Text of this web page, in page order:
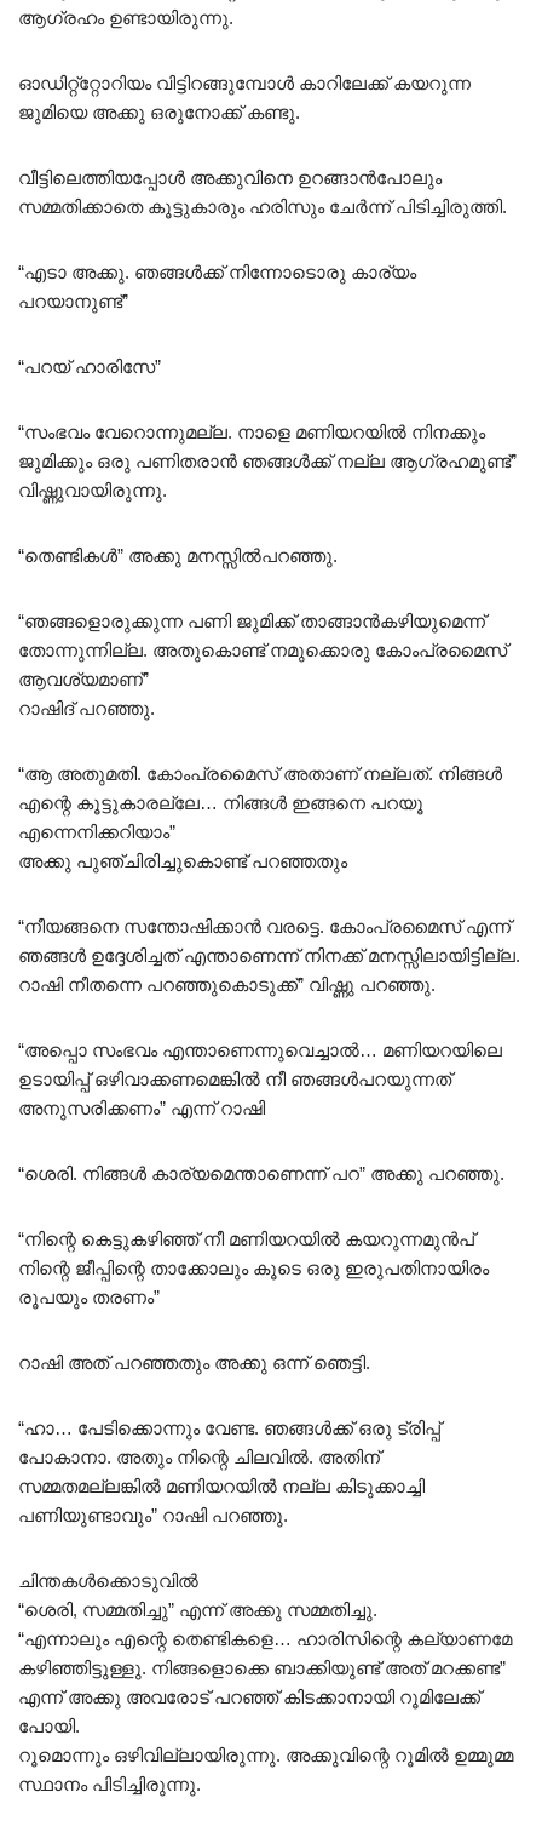
ആഗ്രഹം ഉണ്ടായിരുന്നു.
ഓഡിറ്റ്‌റ്റോറിയം വിട്ടിറങ്ങുമ്പോൾ കാറിലേക്ക് കയറുന്ന
ജുമിയെ അക്കു ഒരുനോക്ക് കണ്ടു.
വീട്ടിലെത്തിയപ്പോൾ അക്കുവിനെ ഉറങ്ങാൻപോലും
സമ്മതിക്കാതെ കൂട്ടുകാരും ഹരിസും ചേർന്ന് പിടിച്ചിരുത്തി.
“എടാ അക്കു. ഞങ്ങൾക്ക് നിന്നോടൊരു കാര്യം
പറയാനുണ്ട്”
“പറയ് ഹാരിസേ”
“സംഭവം വേറൊന്നുമല്ല. നാളെ മണിയറയിൽ നിനക്കും
ജുമിക്കും ഒരു പണിതരാൻ ഞങ്ങൾക്ക് നല്ല ആഗ്രഹമുണ്ട്”
വിഷ്ണുവായിരുന്നു.
“തെണ്ടികൾ” അക്കു മനസ്സിൽപറഞ്ഞു.
“ഞങ്ങളൊരുക്കുന്ന പണി ജുമിക്ക് താങ്ങാൻകഴിയുമെന്ന്
തോന്നുന്നില്ല. അതുകൊണ്ട് നമുക്കൊരു കോംപ്രമൈസ്
ആവശ്യമാണ്‌”
റാഷിദ് പറഞ്ഞു.
“ആ അതുമതി. കോംപ്രമൈസ് അതാണ് നല്ലത്. നിങ്ങൾ
എന്റെ കൂട്ടുകാരല്ലേ… നിങ്ങൾ ഇങ്ങനെ പറയൂ
എന്നെനിക്കറിയാം”
അക്കു പുഞ്ചിരിച്ചുകൊണ്ട് പറഞ്ഞതും
“നീയങ്ങനെ സന്തോഷിക്കാൻ വരട്ടെ. കോംപ്രമൈസ് എന്ന്
ഞങ്ങൾ ഉദ്ദേശിച്ചത് എന്താണെന്ന് നിനക്ക് മനസ്സിലായിട്ടില്ല.
റാഷി നീതന്നെ പറഞ്ഞുകൊടുക്ക്” വിഷ്ണു പറഞ്ഞു.
“അപ്പൊ സംഭവം എന്താണെന്നുവെച്ചാൽ… മണിയറയിലെ
ഉടായിപ്പ് ഒഴിവാക്കണമെങ്കിൽ നീ ഞങ്ങൾപറയുന്നത്
അനുസരിക്കണം” എന്ന് റാഷി
“ശെരി. നിങ്ങൾ കാര്യമെന്താണെന്ന് പറ” അക്കു പറഞ്ഞു.
“നിന്റെ കെട്ടുകഴിഞ്ഞ് നീ മണിയറയിൽ കയറുന്നമുൻപ്
നിന്റെ ജീപ്പിന്റെ താക്കോലും കൂടെ ഒരു ഇരുപതിനായിരം
രൂപയും തരണം”
റാഷി അത് പറഞ്ഞതും അക്കു ഒന്ന് ഞെട്ടി.
“ഹാ… പേടിക്കൊന്നും വേണ്ട. ഞങ്ങൾക്ക് ഒരു ട്രിപ്പ്
പോകാനാ. അതും നിന്റെ ചിലവിൽ. അതിന്
സമ്മതമല്ലങ്കിൽ മണിയറയിൽ നല്ല കിടുക്കാച്ചി
പണിയുണ്ടാവും” റാഷി പറഞ്ഞു.
ചിന്തകൾക്കൊടുവിൽ
“ശെരി, സമ്മതിച്ചു” എന്ന് അക്കു സമ്മതിച്ചു.
“എന്നാലും എന്റെ തെണ്ടികളെ… ഹാരിസിന്റെ കല്യാണമേ
കഴിഞ്ഞിട്ടുള്ളു. നിങ്ങളൊക്കെ ബാക്കിയുണ്ട് അത് മറക്കണ്ട”
എന്ന് അക്കു അവരോട് പറഞ്ഞ് കിടക്കാനായി റൂമിലേക്ക്
പോയി.
റൂമൊന്നും ഒഴിവില്ലായിരുന്നു. അക്കുവിന്റെ റൂമിൽ ഉമ്മുമ്മ
സ്ഥാനം പിടിച്ചിരുന്നു.